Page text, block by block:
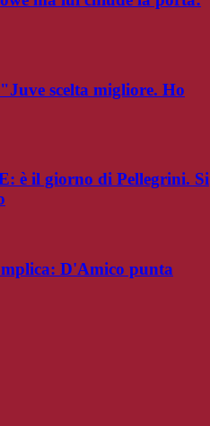
scelta migliore. Ho
è il giorno di Pellegrini. Si
D'Amico punta